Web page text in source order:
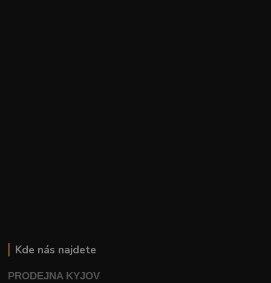
Kde nás najdete
PRODEJNA KYJOV